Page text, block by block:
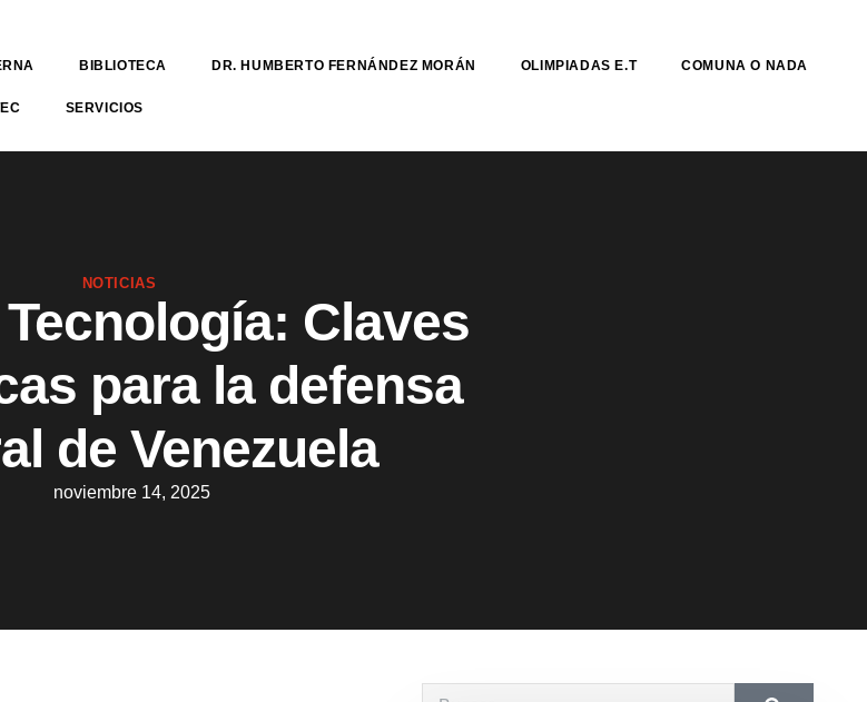
BIBLIOTECA DR. HUMBERTO FERNÁNDEZ MORÁN OLIMPIADAS E.T COMUNA O NADA
SERVICIOS
NOTICIAS
Claves
para la defensa
de Venezuela
noviembre 14, 2025